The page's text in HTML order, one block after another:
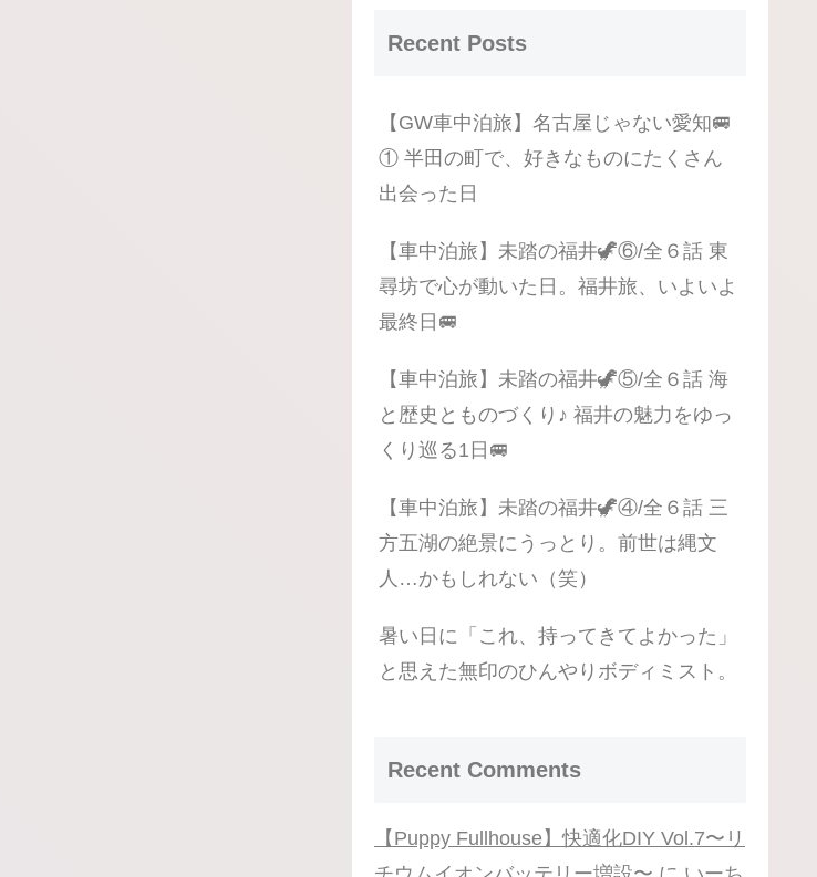
Recent Posts
【GW車中泊旅】名古屋じゃない愛知🚐
① 半田の町で、好きなものにたくさん
出会った日
【車中泊旅】未踏の福井🦖⑥/全６話 東
尋坊で心が動いた日。福井旅、いよいよ
最終日🚐
【車中泊旅】未踏の福井🦖⑤/全６話 海
と歴史とものづくり♪ 福井の魅力をゆっ
くり巡る1日🚐
【車中泊旅】未踏の福井🦖④/全６話 三
方五湖の絶景にうっとり。前世は縄文
人…かもしれない（笑）
暑い日に「これ、持ってきてよかった」
と思えた無印のひんやりボディミスト。
Recent Comments
【Puppy Fullhouse】快適化DIY Vol.7〜リ